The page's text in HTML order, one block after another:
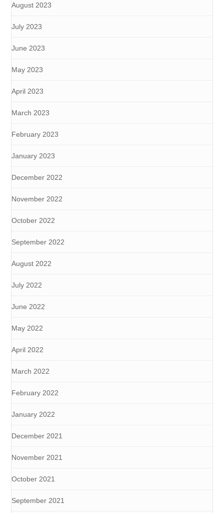
August 2023
July 2023
June 2023
May 2023
April 2023
March 2023
February 2023
January 2023
December 2022
November 2022
October 2022
September 2022
August 2022
July 2022
June 2022
May 2022
April 2022
March 2022
February 2022
January 2022
December 2021
November 2021
October 2021
September 2021